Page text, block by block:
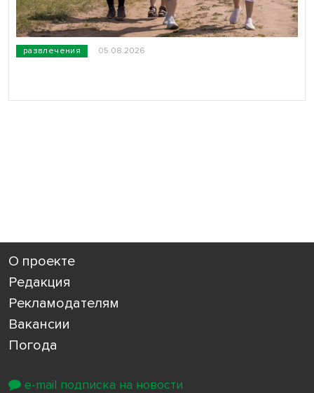
развлечения 05.08.2026
О проекте
Редакция
Рекламодателям
Вакансии
Погода
e-mail подписка на новости